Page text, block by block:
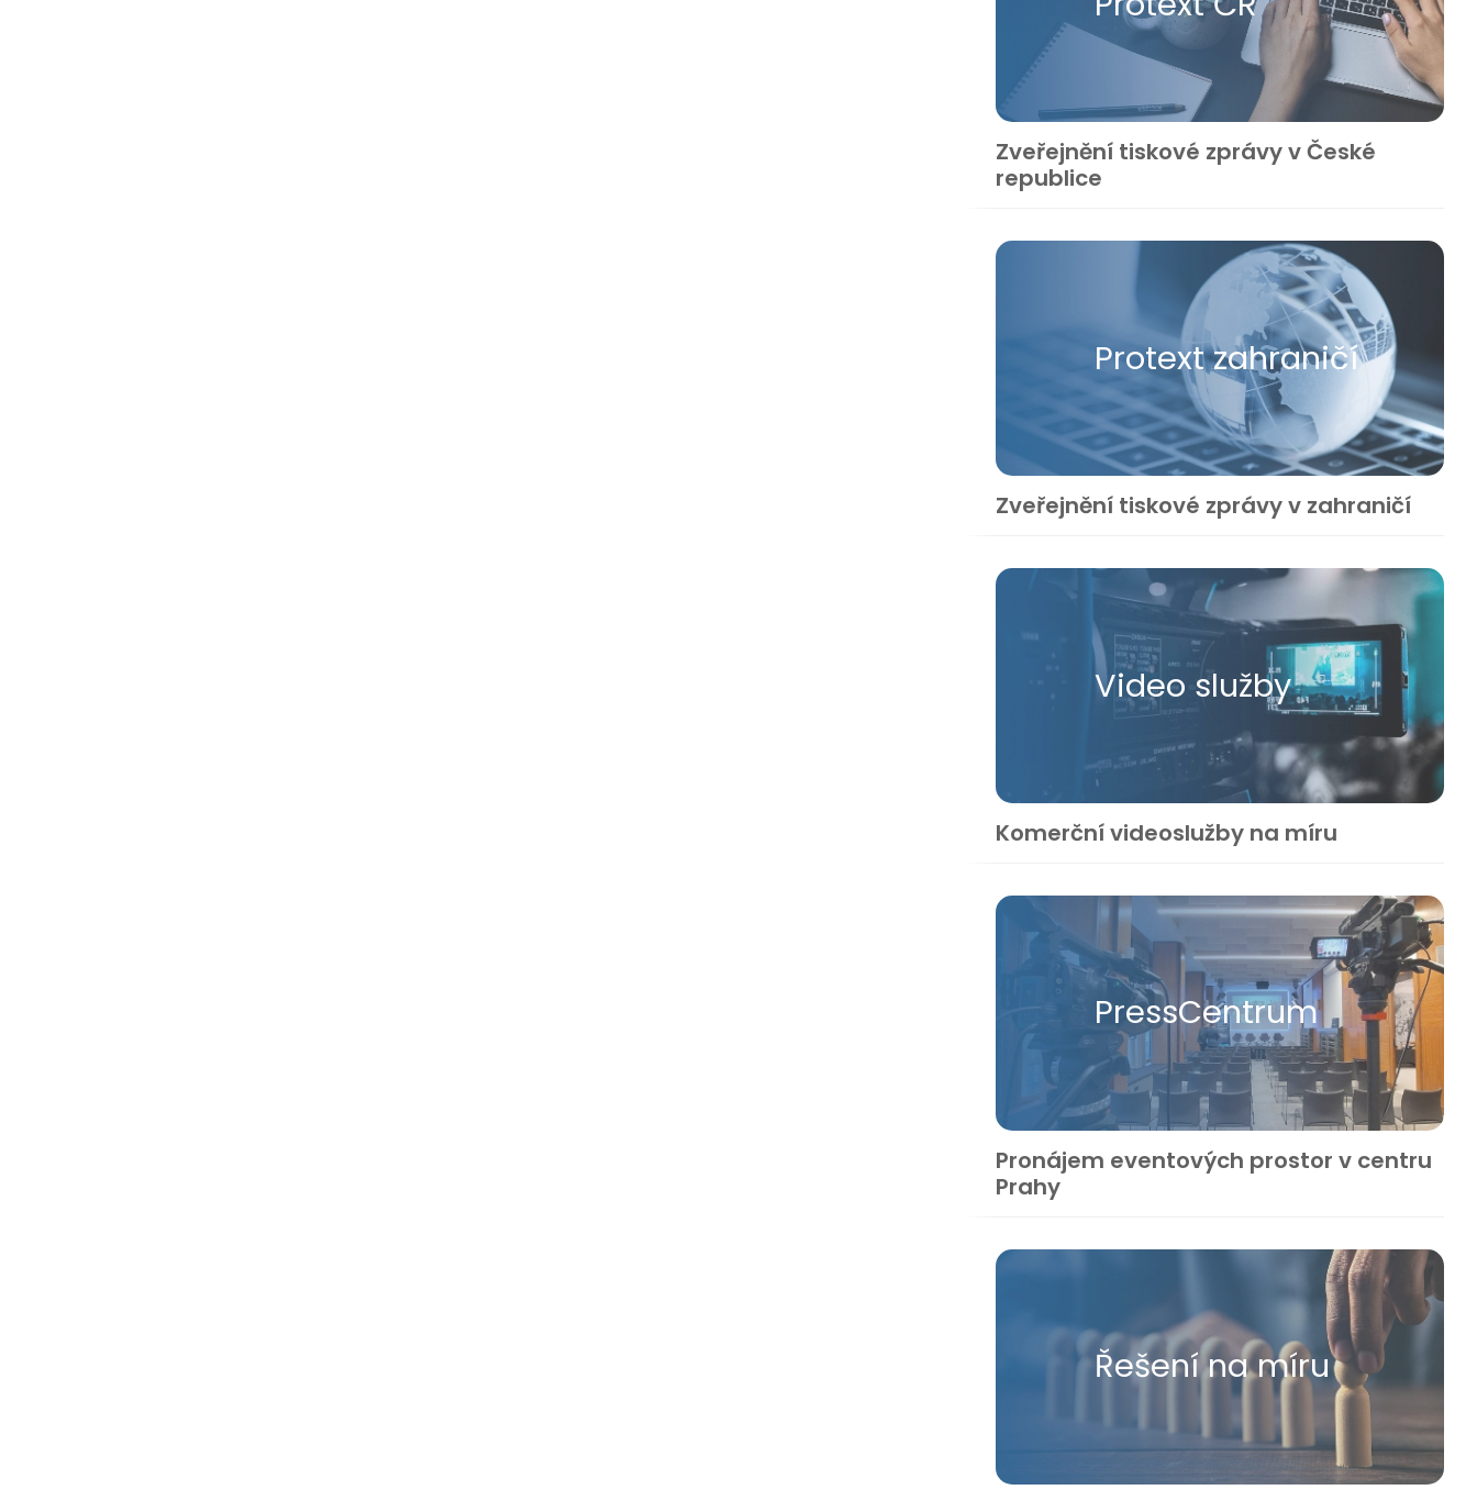
Zveřejnění tiskové zprávy v České
republice
Protext zahraničí
Zveřejnění tiskové zprávy v zahraničí
Video služby
Komerční videoslužby na míru
Press​Centrum
Pronájem eventových prostor v centru
Prahy
Řešení na míru